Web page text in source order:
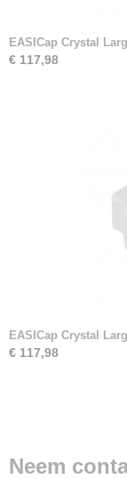
EASICap Crystal
€ 117,98
EASICap Crystal
€ 117,98
Neem